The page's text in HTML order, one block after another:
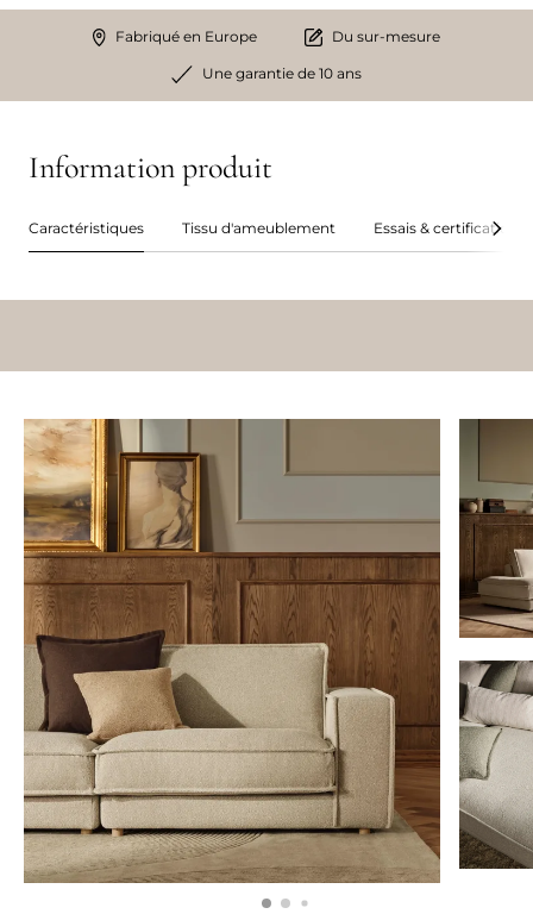
Fabriqué en Europe Du sur-mesure
Une garantie de 10 ans
Information produit
Caractéristiques Tissu d'ameublement Essais & certifications